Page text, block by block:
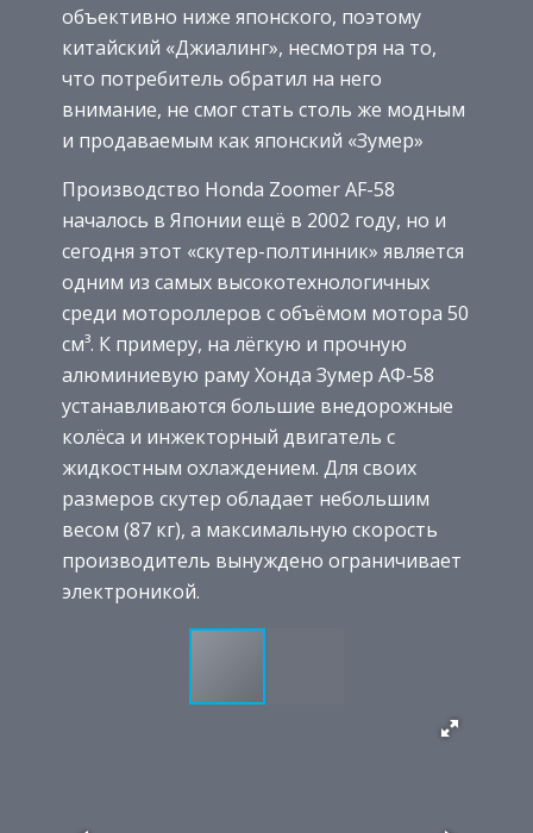
объективно ниже японского, поэтому
китайский «Джиалинг», несмотря на то,
что потребитель обратил на него
внимание, не смог стать столь же модным
и продаваемым как японский «Зумер»
Производство Honda Zoomer AF-58
началось в Японии ещё в 2002 году, но и
сегодня этот «скутер-полтинник» является
одним из самых высокотехнологичных
среди мотороллеров с объёмом мотора 50
см³. К примеру, на лёгкую и прочную
алюминиевую раму Хонда Зумер АФ-58
устанавливаются большие внедорожные
колёса и инжекторный двигатель с
жидкостным охлаждением. Для своих
размеров скутер обладает небольшим
весом (87 кг), а максимальную скорость
производитель вынуждено ограничивает
электроникой.